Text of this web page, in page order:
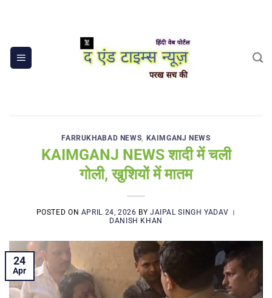
FARRUKHABAD NEWS, KAIMGANJ NEWS
KAIMGANJ NEWS शादी में चली
गोली, खुशियों में मातम
POSTED ON APRIL 24, 2026 BY JAIPAL SINGH YADAV ।
DANISH KHAN
24
Apr